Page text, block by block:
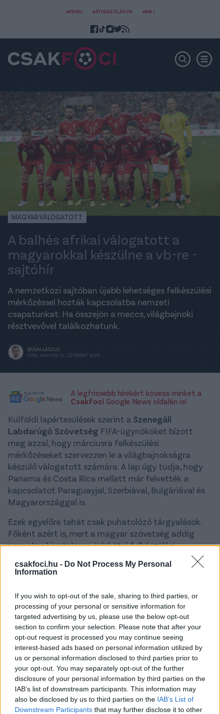
csakfoci.hu - Do Not Process My Personal
Information
If you wish to opt-out of the sale, sharing to third parties, or
processing of your personal or sensitive information for
targeted advertising by us, please use the below opt-out
section to confirm your selection. Please note that after your
opt-out request is processed you may continue seeing
interest-based ads based on personal information utilized by
us or personal information disclosed to third parties prior to
your opt-out. You may separately opt-out of the further
disclosure of your personal information by third parties on the
IAB’s list of downstream participants. This information may
also be disclosed by us to third parties on the IAB’s List of
Downstream Participants that may further disclose it to other
#FRADI #ÁTIGAZOLÁSOK #NB I
MAGYAR VÁLOGATOTT
A balhés afrikai válogatott a
magyarokkal készülne a vb-re -
sajtóhír
A nemzetközi sajtóban újabb lehetséges felkészülési
mérkőzéssel hozták kapcsolatba nemzeti
csapatunkat. Ha összejön a meccs, világbajnoki
résztvevővel találkozhatunk.
BUDAI LÁSZLÓ
2018. JANUÁR 13., SZOMBAT 16:24
A legfrissebb hírekért kövess minket a
Csakfoci Google News oldalán is!
Külföldi lapértesülések szerint a Szenegáli
Labdarúgó Szövetség FIFA-ügynököket bízott
meg azzal, hogy márciusra felkészülési
mérkőzéseket szervezzen le a világbajnokságra
készülő válogatott számára. A lap úgy tudja, hogy
Panama és Costa Rica mellett már felvették a
kapcsolatot Paraguayjal, Szerbiával, Bulgáriával és
Magyarországgal is.
Ezek egyelőre tehát csak puhatolózó tárgyalások.
Főként azért is, mert a magyar szövetség addig
nem akar hivatalosan is lekötni felkészülési
mérkőzéseket, amíg nem derül ki, hogy a mieinknek
mely csapatokkal kell majd megmérkőzniük az
vélhetően máshol is így vannak). ErrőlGeorges
Leekensszövetségi kapitány is nyilatkozott a
napokban adott interjújában.
Tudom, hogy az MLSZ-t nagyon erős csapatoktól is
megkeresték barátságos találkozók lehetőségével
kapcsolatban, ami természetesen nagyon jó dolog -
mondta az mlsz.hu-nak a kapitány.-Ugyanakkor
meg kell néznünk a sorsolás eredményét, és az ott
kapott ellenfelek alapján kell eldöntenünk azt, hogy
mely csapatok elleni meccsek szolgálják majd